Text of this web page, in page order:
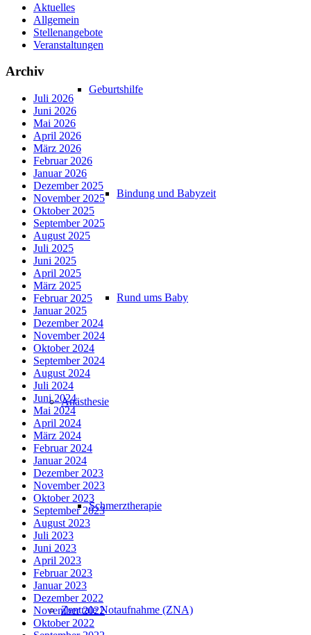
Geburtshilfe
Bindung und Babyzeit
Rund ums Baby
Anästhesie
Schmerztherapie
Zentrale Notaufnahme (ZNA)
Aktuelles
Allgemein
Stellenangebote
Veranstaltungen
Archiv
Juli 2026
Juni 2026
Mai 2026
April 2026
März 2026
Februar 2026
Januar 2026
Dezember 2025
November 2025
Oktober 2025
September 2025
August 2025
Juli 2025
Juni 2025
April 2025
März 2025
Februar 2025
Januar 2025
Dezember 2024
November 2024
Oktober 2024
September 2024
August 2024
Juli 2024
Juni 2024
Mai 2024
April 2024
März 2024
Februar 2024
Januar 2024
Dezember 2023
November 2023
Oktober 2023
September 2023
August 2023
Juli 2023
Juni 2023
April 2023
Februar 2023
Januar 2023
Dezember 2022
November 2022
Oktober 2022